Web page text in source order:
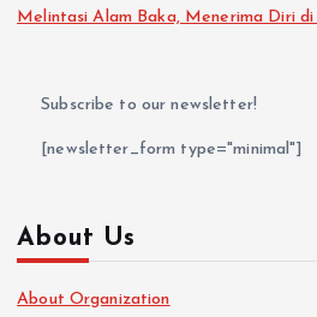
Melintasi Alam Baka, Menerima Diri
Subscribe to our newsletter!
[newsletter_form type="minimal"]
About Us
About Organization